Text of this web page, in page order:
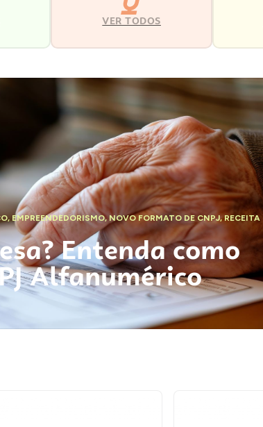
VER TODOS
, EMPREENDEDORISMO,NOVO FORMATO DE CNPJ,RECEITA
Entenda como
Alfanumérico